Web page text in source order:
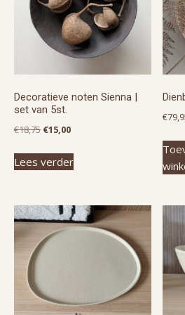
Decoratieve noten Sienna |
set van 5st.
€18,75 Oorspronkelijke
was:
€15,00Huidige
is:
Lees verder
€